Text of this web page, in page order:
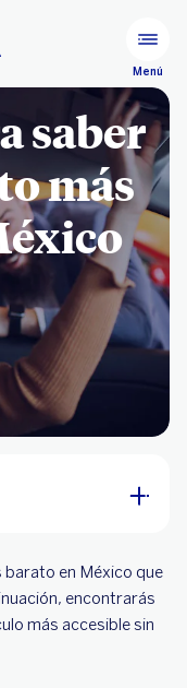
Menú
saber
más
es el auto más
barato
barato en México que
encontrarás
más accesible sin